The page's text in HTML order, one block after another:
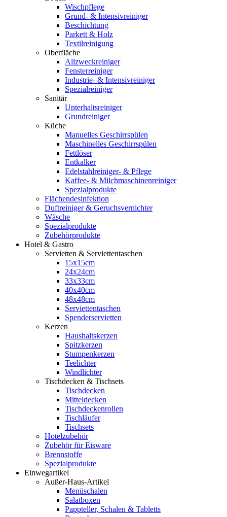
Wischpflege
Grund- & Intensivreiniger
Beschichtung
Parkett & Holz
Textilreinigung
Oberfläche
Allzweckreiniger
Fensterreiniger
Industrie- & Intensivreiniger
Spezialreiniger
Sanitär
Unterhaltsreiniger
Grundreiniger
Küche
Manuelles Geschirrspülen
Maschinelles Geschirrspülen
Fettlöser
Entkalker
Edelstahlreiniger- & Pflege
Kaffee- & Milchmaschinenreiniger
Spezialprodukte
Flächendesinfektion
Duftreiniger & Geruchsvernichter
Wäsche
Spezialprodukte
Zubehörprodukte
Hotel & Gastro
Servietten & Serviettentaschen
15x15cm
24x24cm
33x33cm
40x40cm
48x48cm
Serviettentaschen
Spenderservietten
Kerzen
Haushaltskerzen
Spitzkerzen
Stumpenkerzen
Teelichter
Windlichter
Tischdecken & Tischsets
Tischdecken
Mitteldecken
Tischdeckenrollen
Tischläufer
Tischsets
Hotelzubehör
Zubehör für Eisware
Brennstoffe
Spezialprodukte
Einwegartikel
Außer-Haus-Artikel
Menüschalen
Salatboxen
Pappteller, Schalen & Tabletts